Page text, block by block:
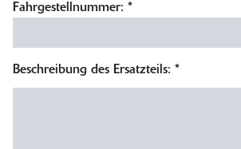
Fahrgestellnummer: *
Beschreibung des Ersatzteils: *